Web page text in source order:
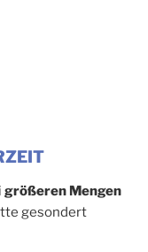
größeren Mengen
gesondert